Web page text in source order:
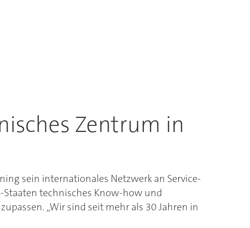
Zentrum in
sein internationales Netzwerk an Service-
Staaten technisches Know-how und
„Wir sind seit mehr als 30 Jahren in